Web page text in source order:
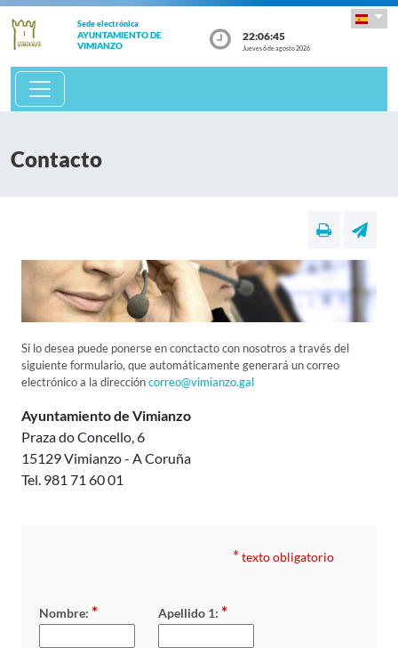
Sede electrónica
AYUNTAMIENTO DE
VIMIANZO
22:06:45
Jueves 6 de agosto 2026
Contacto
Si lo desea puede ponerse en conctacto con nosotros a través del
siguiente formulario, que automáticamente generará un correo
electrónico a la direccióncorreo@vimianzo.gal
Ayuntamiento de Vimianzo
Praza do Concello, 6
15129 Vimianzo - A Coruña
Tel. 981 71 60 01
*texto obligatorio
Nombre: * Apellido 1: *